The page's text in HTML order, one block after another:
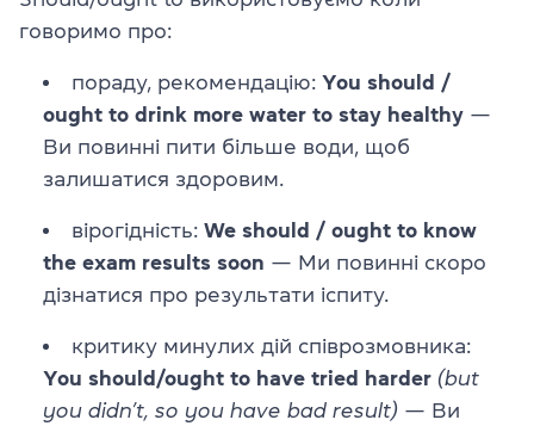
говоримо про:
пораду, рекомендацію: You should /
ought to drink more water to stay healthy —
Ви повинні пити більше води, щоб
залишатися здоровим.
вірогідність: We should / ought to know
the exam results soon — Ми повинні скоро
дізнатися про результати іспиту.
критику минулих дій співрозмовника:
You should/ought to have tried harder (but
you didn’t, so you have bad result) — Ви